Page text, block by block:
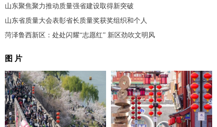
山东聚焦聚力推动质量强省建设取得新突破
山东省质量大会表彰省长质量奖获奖组织和个人
菏泽鲁西新区：处处闪耀“志愿红” 新区劲吹文明风
图 片